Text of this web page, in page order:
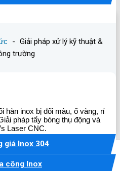
giá Inox 304
công Inox
- Giải pháp xử lý kỹ thuật &
trường
hàn inox bị đổi màu, ố vàng, rỉ
pháp tẩy bóng thụ động và
Laser CNC.